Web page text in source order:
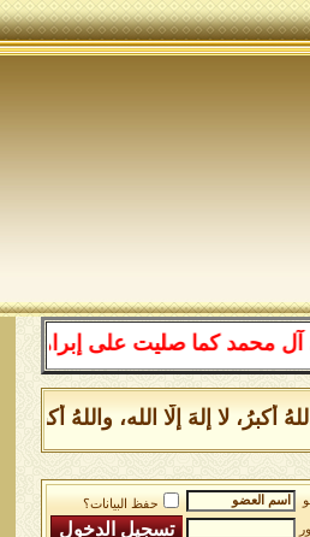
صليت على إبراهيم وعلى آل
لا إلهَ إلَّا الله، واللهُ أكبر
حفظ البيانات؟